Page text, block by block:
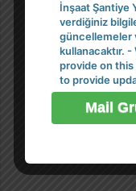
İnşaat Şantiye
verdiğiniz
güncellemeler
kullanacaktır.
provide on
to provide